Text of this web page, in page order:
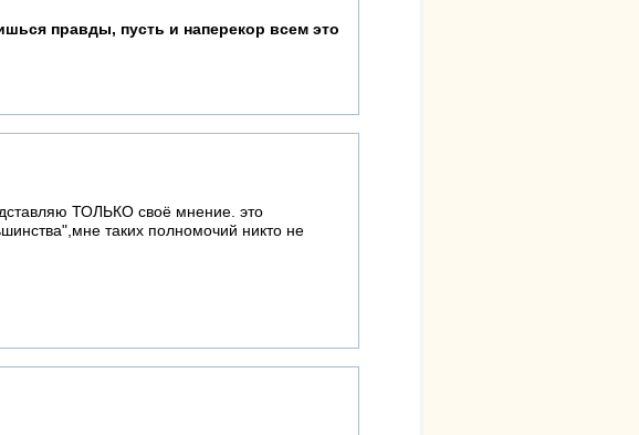
правды, пусть и наперекор всем это
ТОЛЬКО своё мнение. это
таких полномочий никто не